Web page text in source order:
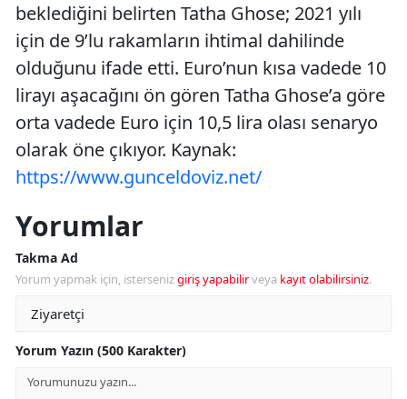
beklediğini belirten Tatha Ghose; 2021 yılı
için de 9’lu rakamların ihtimal dahilinde
olduğunu ifade etti. Euro’nun kısa vadede 10
lirayı aşacağını ön gören Tatha Ghose’a göre
orta vadede Euro için 10,5 lira olası senaryo
olarak öne çıkıyor. Kaynak:
https://www.gunceldoviz.net/
Yorumlar
Takma Ad
Yorum yapmak için, istersenizgiriş yapabilirveya kayıt olabilirsiniz.
Yorum Yazın (500 Karakter)